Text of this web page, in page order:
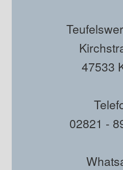
47533
02821 -